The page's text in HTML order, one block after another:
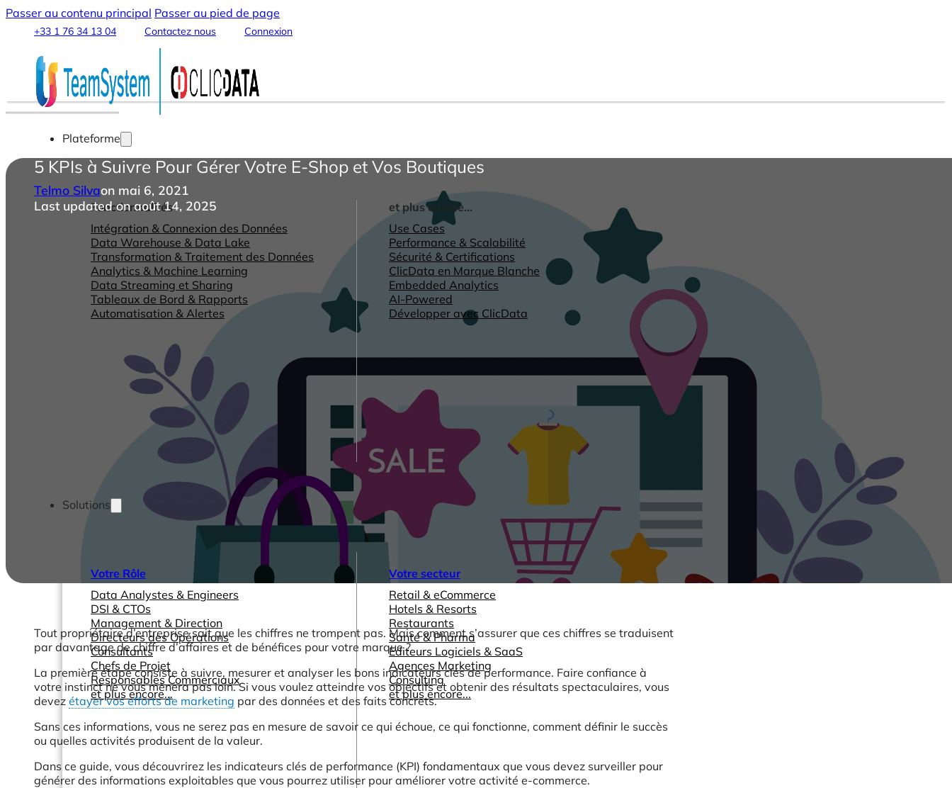
Passer au contenu principal Passer au pied de page
+33 1 76 34 13 04 Contactez nous Connexion
Plateforme
Fonctionnalités
Intégration & Connexion des Données
Data Warehouse & Data Lake
Transformation & Traitement des Données
Analytics & Machine Learning
Data Streaming et Sharing
Tableaux de Bord & Rapports
Automatisation & Alertes
et plus encore...
Use Cases
Performance & Scalabilité
Sécurité & Certifications
ClicData en Marque Blanche
Embedded Analytics
AI-Powered
Développer avec ClicData
Solutions
Votre Rôle
Data Analystes & Engineers
DSI & CTOs
Management & Direction
Directeurs des Opérations
Consultants
Chefs de Projet
Responsables Commerciaux
et plus encore...
Votre secteur
Retail & eCommerce
Hotels & Resorts
Restaurants
Santé & Pharma
Editeurs Logiciels & SaaS
Agences Marketing
Consulting
et plus encore...
5 KPIs à Suivre Pour Gérer Votre E-Shop et Vos Boutiques
Telmo Silvaon mai 6, 2021
Last updated on août 14, 2025
Tout propriétaire d’entreprise sait que les chiffres ne trompent pas. Mais comment s’assurer que ces chiffres se traduisent
par davantage de chiffre d’affaires et de bénéfices pour votre marque ?
La première étape consiste à suivre, mesurer et analyser les bons indicateurs clés de performance. Faire confiance à
votre instinct ne vous mènera pas loin. Si vous voulez atteindre vos objectifs et obtenir des résultats spectaculaires, vous
devez étayer vos efforts de marketing par des données et des faits concrets.
Sans ces informations, vous ne serez pas en mesure de savoir ce qui échoue, ce qui fonctionne, comment définir le succès
ou quelles activités produisent de la valeur.
Dans ce guide, vous découvrirez les indicateurs clés de performance (KPI) fondamentaux que vous devez surveiller pour
générer des informations exploitables que vous pourrez utiliser pour améliorer votre activité e-commerce.